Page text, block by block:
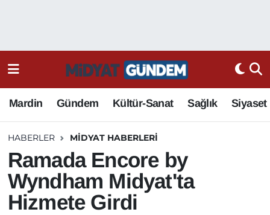
Mardin Gündem Kültür-Sanat Sağlık Siyaset
HABERLER MIDYAT HABERLERI
Ramada Encore by
Wyndham Midyat'ta
Hizmete Girdi